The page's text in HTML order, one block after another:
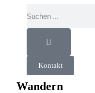
Kontakt
Wandern